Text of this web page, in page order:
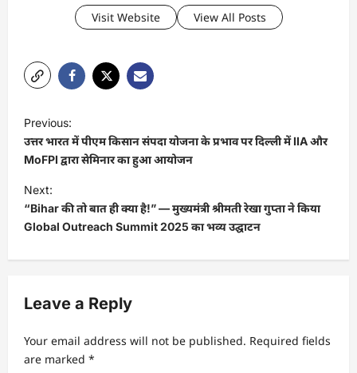
Visit Website View All Posts
o
s
t
n
a
v
g
a
t
Previous:
उत्तर भारत में पीएम किसान संपदा योजना के प्रभाव पर दिल्ली में IIA और
MoFPI द्वारा सेमिनार का हुआ आयोजन
Next:
“Bihar की तो बात ही क्या है!” — मुख्यमंत्री श्रीमती रेखा गुप्ता ने किया
Global Outreach Summit 2025 का भव्य उद्घाटन
Leave a Reply
Your email address will not be published. Required fields
are marked *